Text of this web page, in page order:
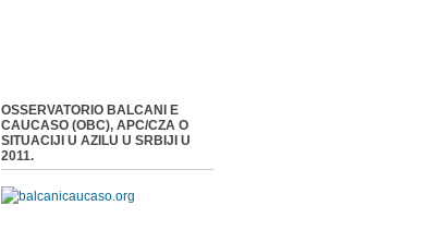
OSSERVATORIO BALCANI E
CAUCASO (OBC), APC/CZA O
SITUACIJI U AZILU U SRBIJI U
2011.